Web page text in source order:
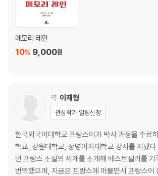
메모리 레인
9,000원
10%
역 이재형
관심작가 알림신청
한국외국어대학교 프랑스어과 박사 과정을 수료
학교, 강원대학교, 상명여자대학교 강사를 지냈
던 프랑스 소설의 세계를 소개해 베스트셀러를
번역했으며, 지금은 프랑스에 머물면서 프랑스어